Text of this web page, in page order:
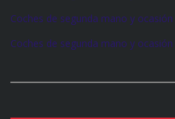
Coches de segunda mano y ocasión
Coches de segunda mano y ocasión